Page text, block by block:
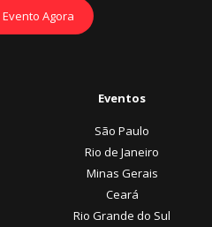
Agora
Eventos
São Paulo
Rio de Janeiro
Minas Gerais
Ceará
Rio Grande do Sul